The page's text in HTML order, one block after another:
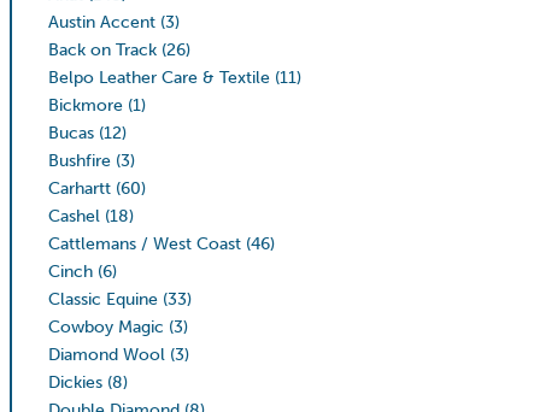
Austin Accent (3)
Back on Track (26)
Belpo Leather Care & Textile (11)
Bickmore (1)
Bucas (12)
Bushfire (3)
Carhartt (60)
Cashel (18)
Cattlemans / West Coast (46)
Cinch (6)
Classic Equine (33)
Cowboy Magic (3)
Diamond Wool (3)
Dickies (8)